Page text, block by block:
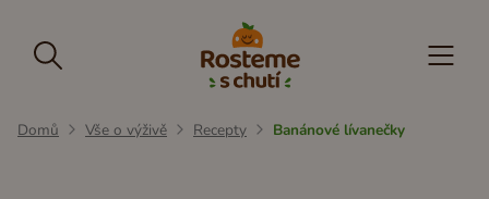
Domů Vše o výživě Recepty Banánové lívanečky